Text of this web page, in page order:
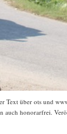
über ots und
auch honorarfrei.